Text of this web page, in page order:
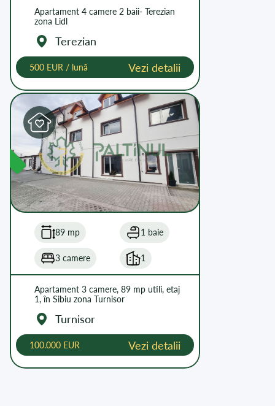
Apartament 4 camere 2 baii- Terezian
zona Lidl
Terezian
500 EUR / lună Vezi detalii
89 mp 1 baie
3 camere 1
Apartament 3 camere, 89 mp utili, etaj
1, în Sibiu zona Turnisor
Turnisor
100.000 EUR Vezi detalii